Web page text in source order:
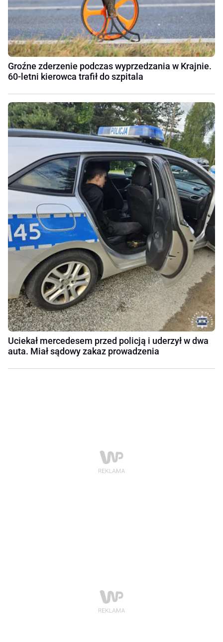
Groźne zderzenie podczas wyprzedzania w Krajnie.
60-letni kierowca trafił do szpitala
Uciekał mercedesem przed policją i uderzył w dwa
auta. Miał sądowy zakaz prowadzenia